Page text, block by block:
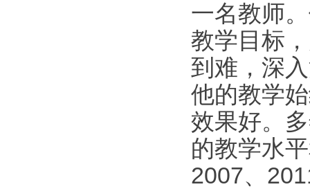
一名教师
教学目标
到难，深
他的教学
效果好。
的教学水
2007、